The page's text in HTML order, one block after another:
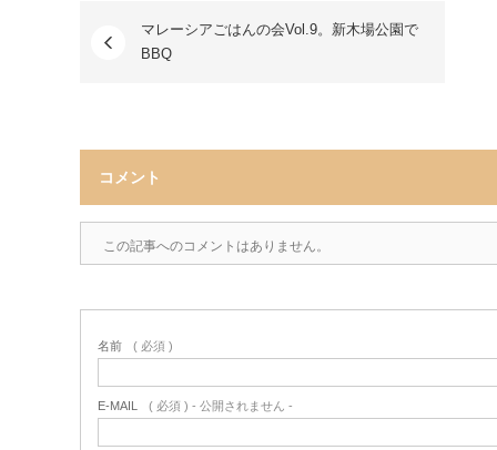
マレーシアごはんの会Vol.9。新木場公園で
BBQ
コメント
この記事へのコメントはありません。
名前 ( 必須 )
E-MAIL ( 必須 ) - 公開されません -